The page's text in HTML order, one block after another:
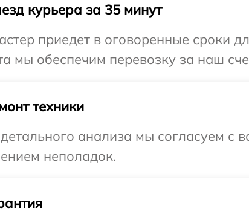
курьера за 35 минут
приедет в оговоренные сроки
мы обеспечим перевозку за наш
техники
анализа мы согласуем с
неполадок.